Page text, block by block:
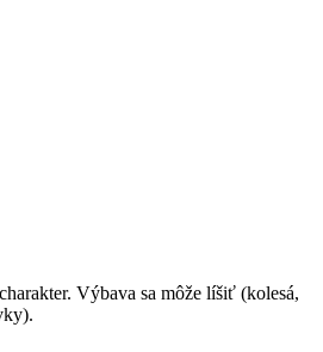
Výbava sa môže líšiť (kolesá,